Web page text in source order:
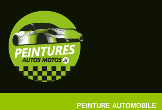
PEINTURE AUTOMOBILE